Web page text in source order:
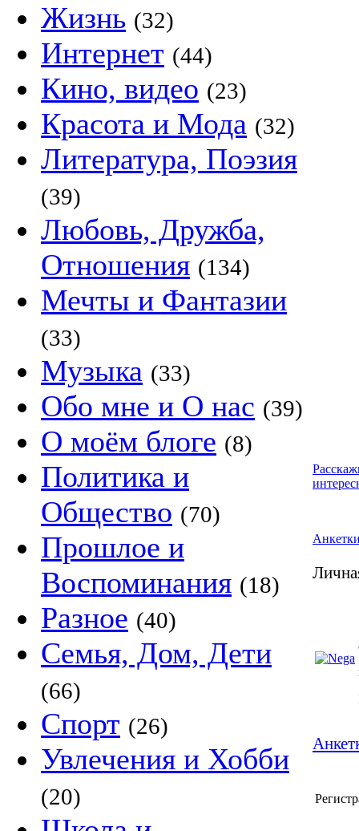
Жизнь (32)
Интернет (44)
Кино, видео (23)
Красота и Мода (32)
Литература, Поэзия
(39)
Любовь, Дружба,
Отношения (134)
Мечты и Фантазии
(33)
Музыка (33)
Обо мне и О нас (39)
О моём блоге (8)
Политика и
Общество (70)
Прошлое и
Воспоминания (18)
Разное (40)
Семья, Дом, Дети
(66)
Спорт (26)
Увлечения и Хобби
(20)